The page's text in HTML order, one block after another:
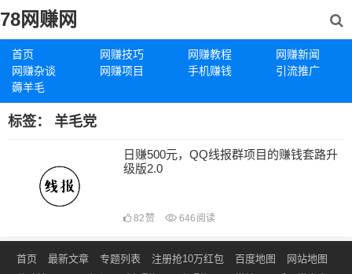
78网赚网
首页 网赚技巧 网赚教程
网赚新闻
网赚杂谈
网赚项目 手机赚钱
引流推广
薅羊毛
标签： 羊毛党
日赚500元，QQ线报群项目的赚钱套路升
级版2.0
82 赞 646 阅读
首页 最新文章 专题列表 注册抢10万红包 百度地图
网站地图